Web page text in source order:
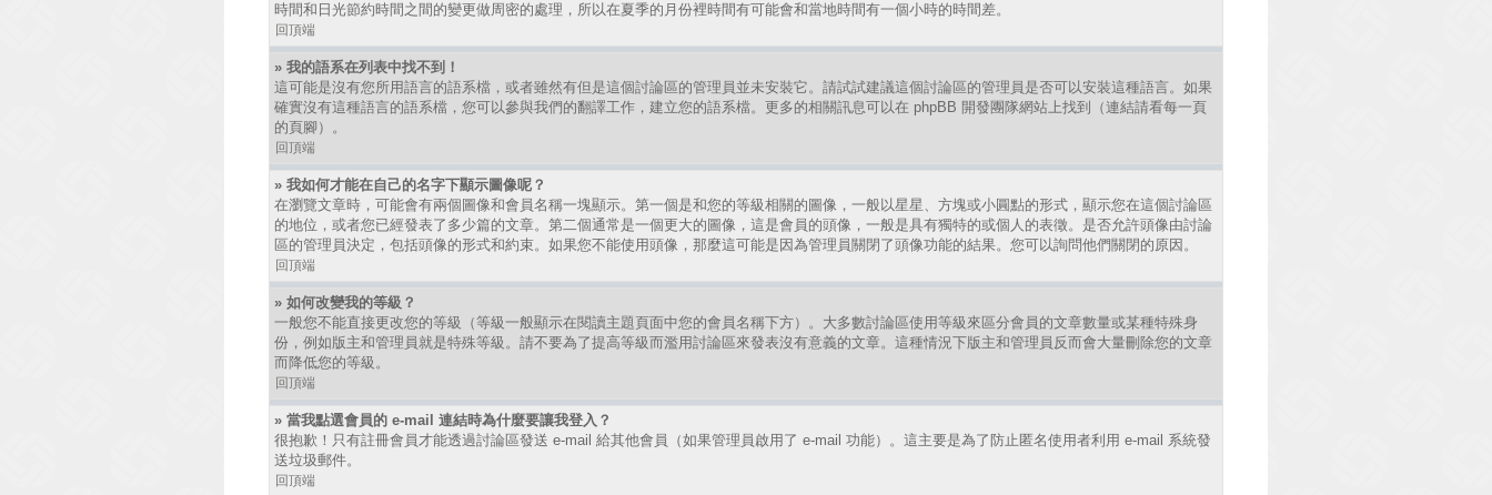
時間和日光節約時間之間的變更做周密的處理，所以在夏季的月份裡時間有可能會和當地時間有一個小時的時間差。
回頂端
» 我的語系在列表中找不到！
這可能是沒有您所用語言的語系檔，或者雖然有但是這個討論區的管理員並未安裝它。請試試建議這個討論區的管理員是否可以安裝這種語言。如果
確實沒有這種語言的語系檔，您可以參與我們的翻譯工作，建立您的語系檔。更多的相關訊息可以在 phpBB 開發團隊網站上找到（連結請看每一頁
的頁腳）。
回頂端
» 我如何才能在自己的名字下顯示圖像呢？
在瀏覽文章時，可能會有兩個圖像和會員名稱一塊顯示。第一個是和您的等級相關的圖像，一般以星星、方塊或小圓點的形式，顯示您在這個討論區
的地位，或者您已經發表了多少篇的文章。第二個通常是一個更大的圖像，這是會員的頭像，一般是具有獨特的或個人的表徵。是否允許頭像由討論
區的管理員決定，包括頭像的形式和約束。如果您不能使用頭像，那麼這可能是因為管理員關閉了頭像功能的結果。您可以詢問他們關閉的原因。
回頂端
» 如何改變我的等級？
一般您不能直接更改您的等級（等級一般顯示在閱讀主題頁面中您的會員名稱下方）。大多數討論區使用等級來區分會員的文章數量或某種特殊身
份，例如版主和管理員就是特殊等級。請不要為了提高等級而濫用討論區來發表沒有意義的文章。這種情況下版主和管理員反而會大量刪除您的文章
而降低您的等級。
回頂端
» 當我點選會員的 e-mail 連結時為什麼要讓我登入？
很抱歉！只有註冊會員才能透過討論區發送 e-mail 給其他會員（如果管理員啟用了 e-mail 功能）。這主要是為了防止匿名使用者利用 e-mail 系統發
送垃圾郵件。
回頂端